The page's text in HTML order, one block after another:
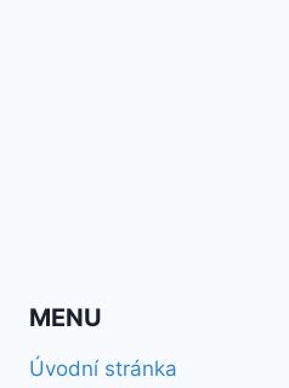
MENU
Úvodní stránka